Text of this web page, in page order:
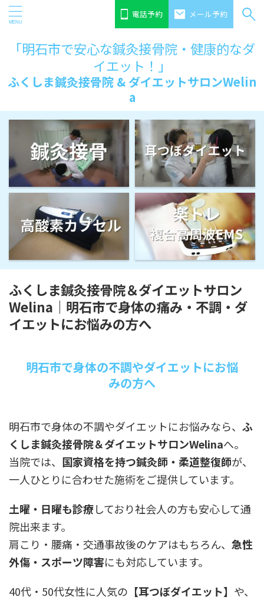
電話予約 メール予約
「明石市で安心な鍼灸接骨院・健康的なダ
イエット！」
ふくしま鍼灸接骨院 & ダイエットサロンWelin
a
ふくしま鍼灸接骨院＆ダイエットサロン
Welina｜明石市で身体の痛み・不調・ダ
イエットにお悩みの方へ
明石市で身体の不調やダイエットにお悩
みの方へ
明石市で身体の不調やダイエットにお悩みなら、 ふ
くしま鍼灸接骨院＆ダイエットサロンWelinaへ。
当院では、 国家資格を持つ鍼灸師・柔道整復師が、
一人ひとりに合わせた施術をご提供しています。
土曜・日曜も診療しており社会人の方も安心して通
院出来ます。
肩こり・腰痛・交通事故後のケアはもちろん、 急性
外傷・スポーツ障害にも対応しています。
40代・50代女性に人気の 【耳つぼダイエット】 や、